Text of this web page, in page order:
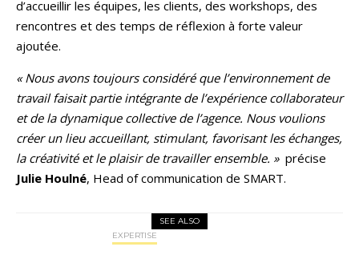
d’accueillir les équipes, les clients, des workshops, des
rencontres et des temps de réflexion à forte valeur
ajoutée.
« Nous avons toujours considéré que l’environnement de
travail faisait partie intégrante de l’expérience collaborateur
et de la dynamique collective de l’agence. Nous voulions
créer un lieu accueillant, stimulant, favorisant les échanges,
la créativité et le plaisir de travailler ensemble. » précise
Julie Houlné, Head of communication de SMART.
SEE ALSO
EXPERTISE